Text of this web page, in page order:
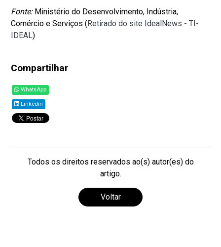
Fonte:Ministério do Desenvolvimento, Indústria,
Comércio e Serviços (Retirado do site IdealNews - TI-
IDEAL)
Compartilhar
WhatsApp
Linkedin
Todos os direitos reservados ao(s) autor(es) do
artigo.
Voltar